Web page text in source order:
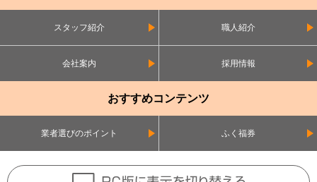
スタッフ紹介 職人紹介
会社案内 採用情報
おすすめコンテンツ
業者選びのポイント ふく福券